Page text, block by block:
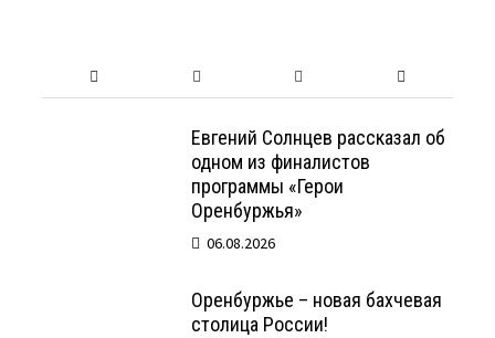
Евгений Солнцев рассказал об
одном из финалистов
программы «Герои
Оренбуржья»
06.08.2026
Оренбуржье – новая бахчевая
столица России!